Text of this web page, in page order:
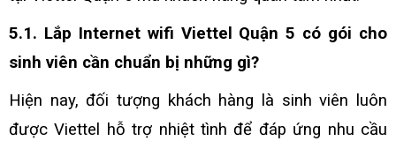
5.1. Lắp Internet wifi Viettel Quận 5 có gói cho
sinh viên cần chuẩn bị những gì?
Hiện nay, đối tượng khách hàng là sinh viên luôn
được Viettel hỗ trợ nhiệt tình để đáp ứng nhu cầu